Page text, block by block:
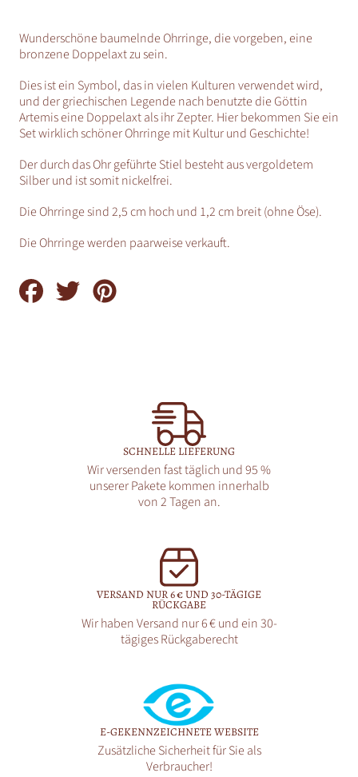
Wunderschöne baumelnde Ohrringe, die vorgeben, eine
bronzene Doppelaxt zu sein.
Dies ist ein Symbol, das in vielen Kulturen verwendet wird,
und der griechischen Legende nach benutzte die Göttin
Artemis eine Doppelaxt als ihr Zepter. Hier bekommen Sie ein
Set wirklich schöner Ohrringe mit Kultur und Geschichte!
Der durch das Ohr geführte Stiel besteht aus vergoldetem
Silber und ist somit nickelfrei.
Die Ohrringe sind 2,5 cm hoch und 1,2 cm breit (ohne Öse).
Die Ohrringe werden paarweise verkauft.
Auf
Facebook
Auf
Twitter
SCHNELLE LIEFERUNG
Wir versenden fast täglich und 95 %
unserer Pakete kommen innerhalb
von 2 Tagen an.
VERSAND NUR 6 € UND 30-TÄGIGE
RÜCKGABE
Wir haben Versand nur 6 € und ein 30-
tägiges Rückgaberecht
E-GEKENNZEICHNETE WEBSITE
Zusätzliche Sicherheit für Sie als
Verbraucher!